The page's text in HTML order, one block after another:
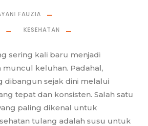
FAUZIA
KESEHATAN
sering kali baru menjadi
muncul keluhan. Padahal,
dibangun sejak dini melalui
tepat dan konsisten. Salah satu
paling dikenal untuk
tulang adalah susu untuk